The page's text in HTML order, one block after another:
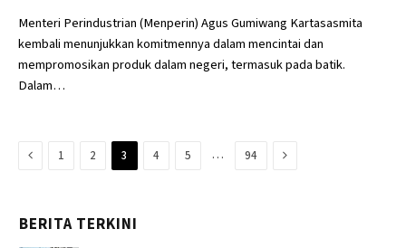
Menteri Perindustrian (Menperin) Agus Gumiwang Kartasasmita
kembali menunjukkan komitmennya dalam mencintai dan
mempromosikan produk dalam negeri, termasuk pada batik.
Dalam…
Previous
1 2 3 4 5 … 94 Next
BERITA TERKINI